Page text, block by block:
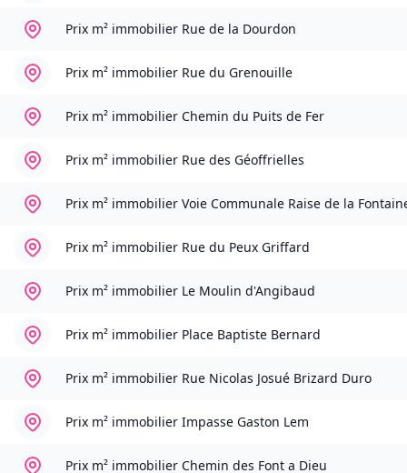
Prix m² immobilier Rue de la Dourdon
Prix m² immobilier Rue du Grenouille
Prix m² immobilier Chemin du Puits de Fer
Prix m² immobilier Rue des Géoffrielles
Prix m² immobilier Voie Communale Raise de la
Prix m² immobilier Rue du Peux Griffard
Prix m² immobilier Le Moulin d'Angibaud
Prix m² immobilier Place Baptiste Bernard
Prix m² immobilier Rue Nicolas Josué Brizard Duro
Prix m² immobilier Impasse Gaston Lem
Prix m² immobilier Chemin des Font a Dieu